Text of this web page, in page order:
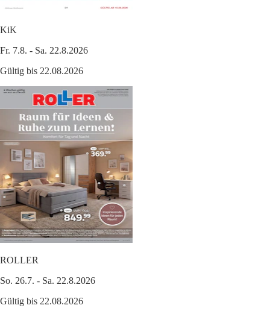
KiK
Fr. 7.8. - Sa. 22.8.2026
Gültig bis 22.08.2026
ROLLER
So. 26.7. - Sa. 22.8.2026
Gültig bis 22.08.2026